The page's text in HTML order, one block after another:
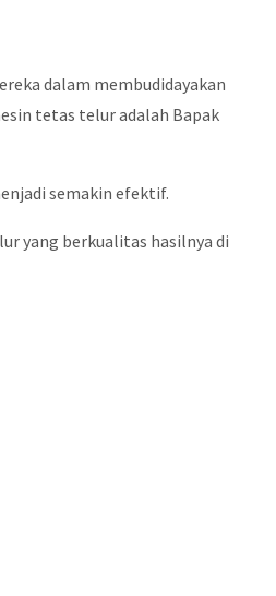
dalam membudidayakan
tetas telur adalah Bapak
semakin efektif.
yang berkualitas hasilnya di